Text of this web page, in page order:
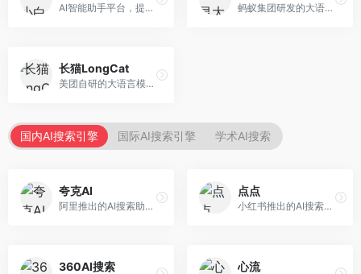
AI智能助手平台，提供知识问答、文本创作、文档处理等服务。面向普通用户和职场人士，操作简便，响应速度快，支持多场景应用。 蚂蚁集团研发的大语言模型平台，专注于金融科技和企业服务。面向金融机构和企业客户，提供智能客服、风险分析、文档处理等服务，金融场景理解深入。
长猫LongCat
美团自研的大语言模型对话平台，专注于本地生活服务场景。面向美团生态用户，提供智能推荐、服务问答等功能，本地生活知识覆盖全面。
国内AI搜索引擎 国际AI搜索引擎 学术AI搜索
夸克AI
阿里推出的AI搜索助手，整合搜索与AI功能。面向年轻用户，提供智能搜索、文档处理、学习辅助等服务，与夸克生态深度整合。
点点
小红书推出的AI搜索应用，专注于生活方式内容搜索。面向小红书用户，提供生活攻略、消费决策、内容推荐等服务，生活方式内容丰富。
360AI搜索 心流